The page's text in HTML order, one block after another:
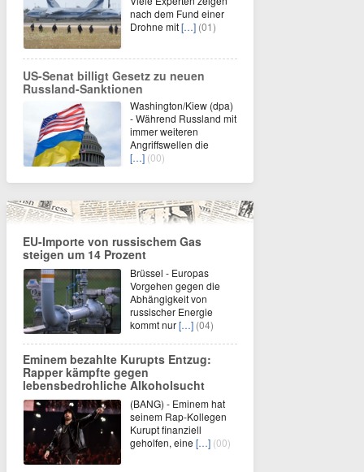
nach dem Fund einer
Drohne mit[…] (01)
US-Senat billigt Gesetz zu neuen
Russland-Sanktionen
Washington/Kiew (dpa)
- Während Russland mit
immer weiteren
Angriffswellen die
[…] (00)
EU-Importe von russischem Gas
steigen um 14 Prozent
Brüssel - Europas
Vorgehen gegen die
Abhängigkeit von
russischer Energie
kommt nur[…] (04)
Eminem bezahlte Kurupts Entzug:
Rapper kämpfte gegen
lebensbedrohliche Alkoholsucht
(BANG) - Eminem hat
seinem Rap-Kollegen
Kurupt finanziell
geholfen, eine […] (00)